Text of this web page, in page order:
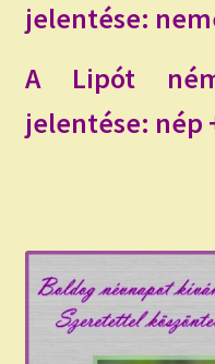
jelentése:
A Lipót
jelentése: nép